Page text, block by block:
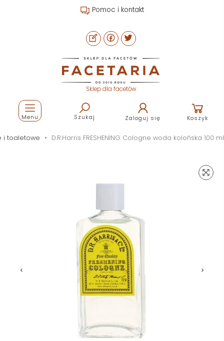
Pomoc i kontakt
Sklep dla facetów
Szukaj Zaloguj się Koszyk
Menu
i toaletowe D.R.Harris FRESHENING Cologne woda kolońska 100 ml